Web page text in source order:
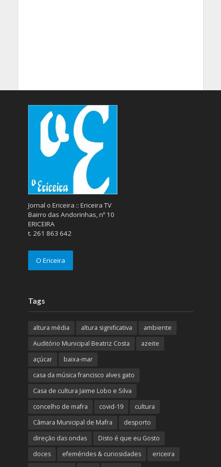
Jornal o Ericeira :: Ericeira TV
Bairro das Andorinhas, nº 10
ERICEIRA
t. 261 863 642
O Ericeira
Tags
altura média altura significativa
ambiente
Auditório Municipal Beatriz Costa
azeite
açúcar
baixa-mar
casa da música francisco alves gato
Casa de cultura Jaime Lobo e Silva
concelho de mafra
covid-19
cultura
Câmara Municipal de Mafra
desporto
direção das ondas
Disto é que eu Gosto
doces
efemérides & curiosidades
ericeira